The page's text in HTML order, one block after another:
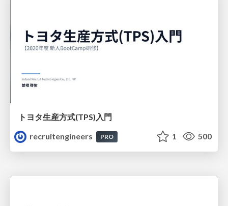
トヨタ⽣産⽅式(TPS)⼊⾨
recruitengineers
PRO 1 500